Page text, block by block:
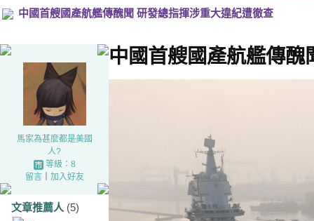
中國首艘國產航艦傳醜聞 研發總指揮涉重大違紀遭徹查
馬家為甚麼都是美國
人?
等級：8
留言｜ 加入好友
文章推薦人 (5)
中國首艘國產航艦傳